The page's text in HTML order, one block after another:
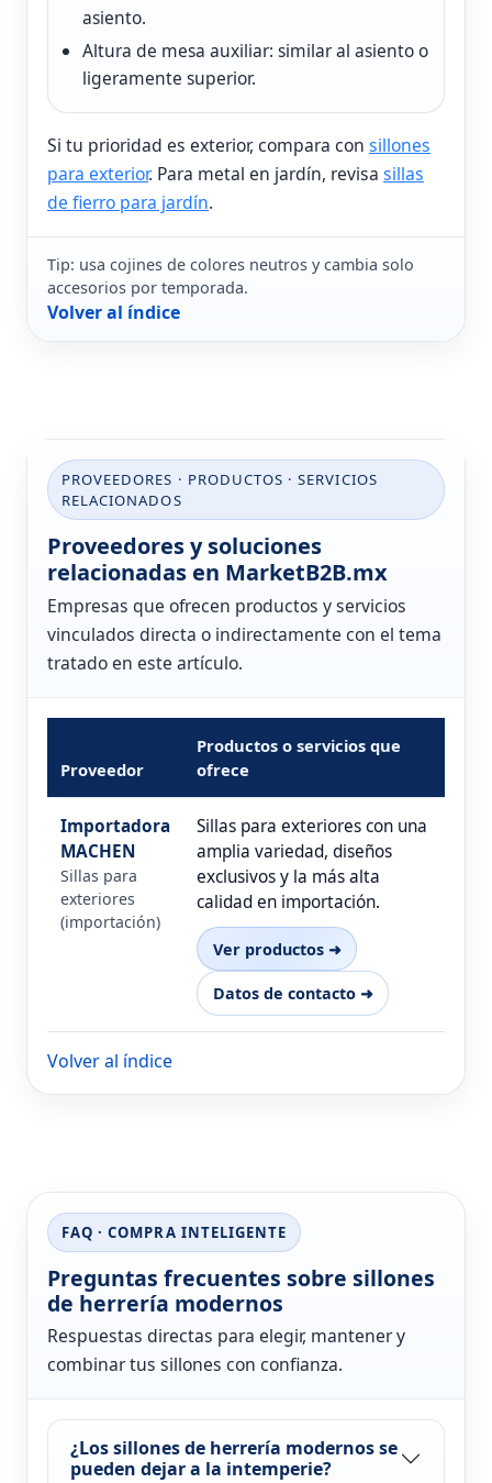
asiento.
Altura de mesa auxiliar: similar al asiento o
ligeramente superior.
Si tu prioridad es exterior, compara con sillones
para exterior. Para metal en jardín, revisa sillas
de fierro para jardín.
Tip: usa cojines de colores neutros y cambia solo
accesorios por temporada.
Volver al índice
PROVEEDORES · PRODUCTOS · SERVICIOS
RELACIONADOS
Proveedores y soluciones
relacionadas en MarketB2B.mx
Empresas que ofrecen productos y servicios
vinculados directa o indirectamente con el tema
tratado en este artículo.
Proveedor
Productos o servicios que
ofrece
Importadora
MACHEN
Sillas para
exteriores
(importación)
Sillas para exteriores con una
amplia variedad, diseños
exclusivos y la más alta
calidad en importación.
Ver productos ➜
Datos de contacto ➜
Volver al índice
FAQ · COMPRA INTELIGENTE
Preguntas frecuentes sobre sillones
de herrería modernos
Respuestas directas para elegir, mantener y
combinar tus sillones con confianza.
¿Los sillones de herrería modernos se
pueden dejar a la intemperie?